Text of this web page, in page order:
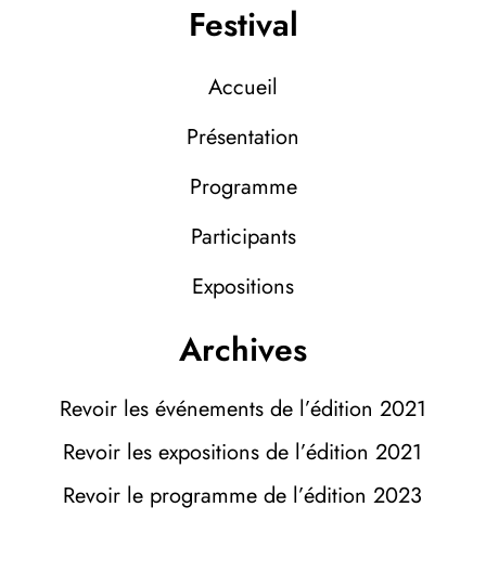
Festival
Accueil
Présentation
Programme
Participants
Expositions
Archives
Revoir les événements de l’édition 2021
Revoir les expositions de l’édition 2021
Revoir le programme de l’édition 2023